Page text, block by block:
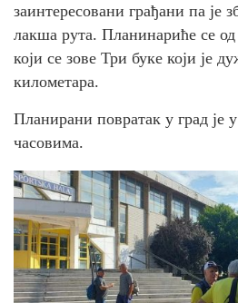
заинтересовани грађани па је
лакша рута. Планинариће се од
који се зове Три буке који је
километара.
Планирани повратак у град је
часовима.